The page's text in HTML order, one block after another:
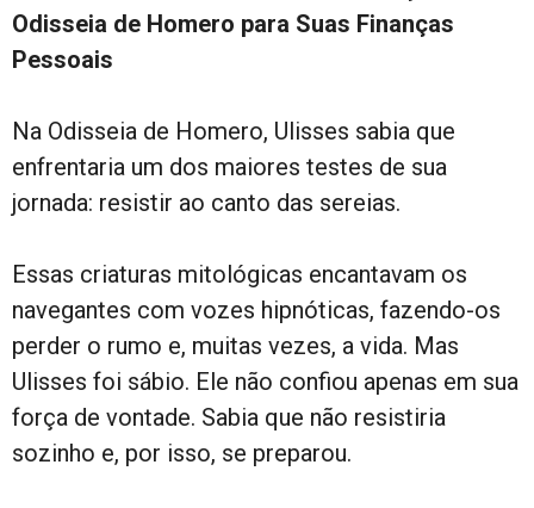
Odisseia de Homero para Suas Finanças
Pessoais
Na Odisseia de Homero, Ulisses sabia que
enfrentaria um dos maiores testes de sua
jornada: resistir ao canto das sereias.
Essas criaturas mitológicas encantavam os
navegantes com vozes hipnóticas, fazendo-os
perder o rumo e, muitas vezes, a vida. Mas
Ulisses foi sábio. Ele não confiou apenas em sua
força de vontade. Sabia que não resistiria
sozinho e, por isso, se preparou.